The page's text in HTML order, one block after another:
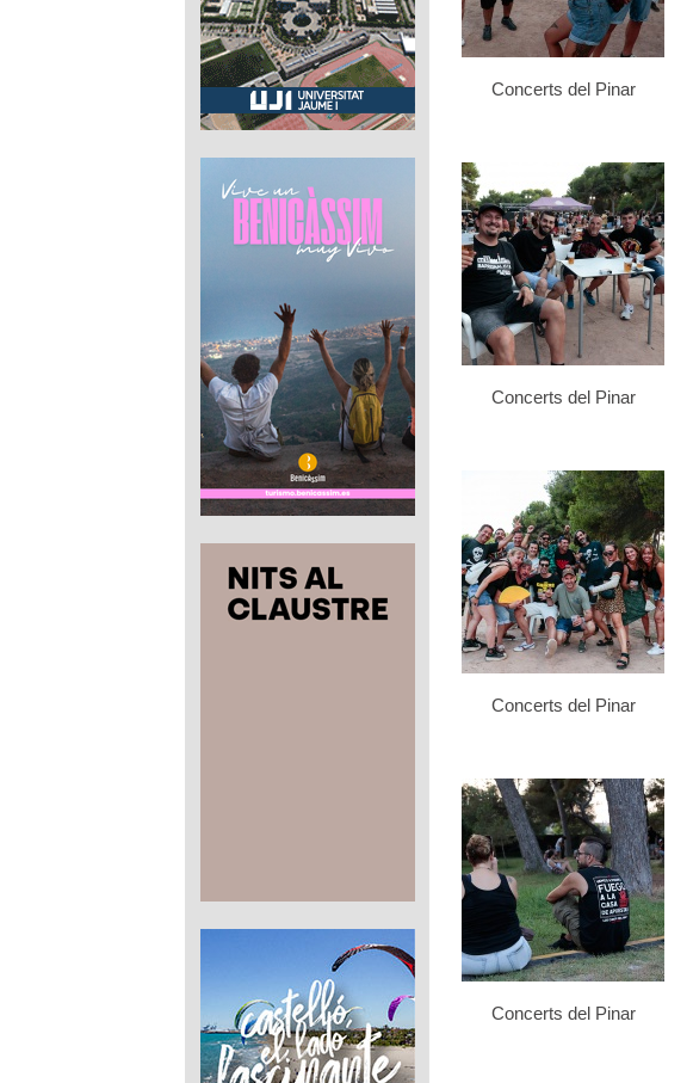
Concerts del Pinar
Concerts del Pinar
Concerts del Pinar
Concerts del Pinar